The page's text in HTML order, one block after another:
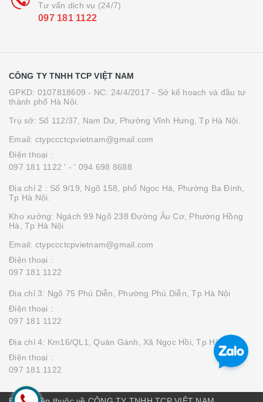
Tư vấn dịch vụ (24/7)
097 181 1122
CÔNG TY TNHH TCP VIỆT NAM
GPKD: 0107818609 - NC: 24/4/2017 - Sở kế hoạch và đầu tư
thành phố Hà Nội.
Trụ sở: Số 112/37, Nam Dư, Phường Vĩnh Hưng, Tp Hà Nội.
Email: ctypccctcpvietnam@gmail.com
Điện thoại :
097 181 1122 ' - ' 094 698 8688
Địa chỉ 2 : Số 9/19, Ngõ 158, phố Ngọc Hà, Phường Ba Đình,
Tp Hà Nội.
Kho xưởng: Ngách 99 Ngõ 238 Đường Âu Cơ, Phường Hồng
Hà, Tp Hà Nội
Email: ctypccctcpvietnam@gmail.com
Điện thoại :
097 181 1122
Địa chỉ 3: Ngõ 75 Phú Diễn, Phường Phú Diễn, Tp Hà Nội
Điện thoại :
097 181 1122
Địa chỉ 4: Km16/QL1, Quán Gánh, Xã Ngọc Hồi, Tp Hà Nội
Điện thoại :
097 181 1122